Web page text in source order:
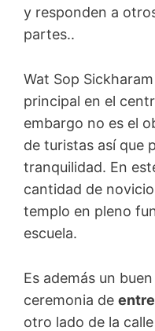
y responden a
partes..
Wat Sop
principal en el
embargo no es el
de turistas así que
tranquilidad. En
cantidad de
templo en pleno
escuela.
Es además un
ceremonia de
otro lado de la